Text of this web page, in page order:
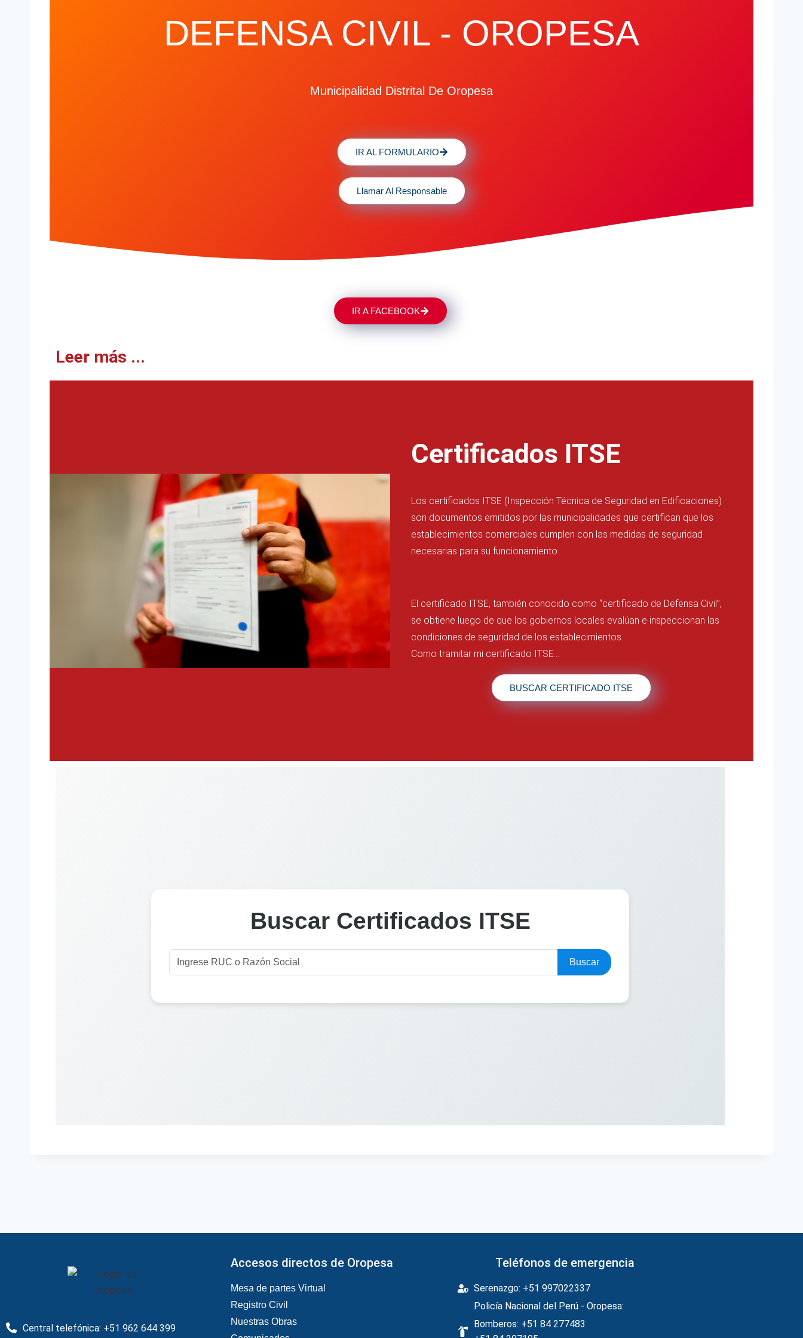
DEFENSA CIVIL - OROPESA
Municipalidad Distrital De Oropesa
IR AL FORMULARIO
Llamar Al Responsable
IR A FACEBOOK
Leer más ...
Certificados ITSE
Los certificados ITSE (Inspección Técnica de Seguridad en Edificaciones)
son documentos emitidos por las municipalidades que certifican que los
establecimientos comerciales cumplen con las medidas de seguridad
necesarias para su funcionamiento.
El certificado ITSE, también conocido como “certificado de Defensa Civil”,
se obtiene luego de que los gobiernos locales evalúan e inspeccionan las
condiciones de seguridad de los establecimientos.
Como tramitar mi certificado ITSE…
BUSCAR CERTIFICADO ITSE
Central telefónica: +51 962 644 399
Accesos directos de Oropesa
Mesa de partes Virtual
Registro Civil
Nuestras Obras
Teléfonos de emergencia
Serenazgo: +51 997022337
Policía Nacional del Perú - Oropesa:
Bomberos: +51 84 277483